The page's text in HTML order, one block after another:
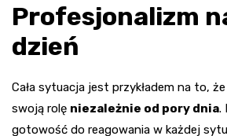
Profesjonalizm
dzień
Cała sytuacja jest przykładem na to,
swoją rolę niezależnie od pory dnia.
gotowość do reagowania w każdej